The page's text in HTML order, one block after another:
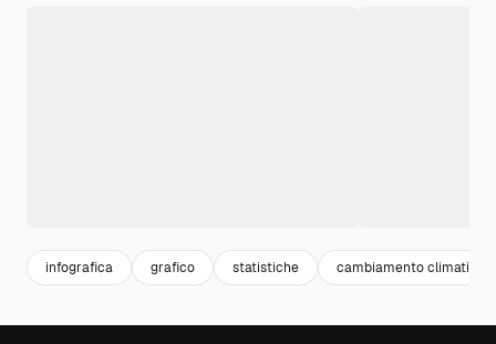
infografica grafico statistiche cambiamento climatico